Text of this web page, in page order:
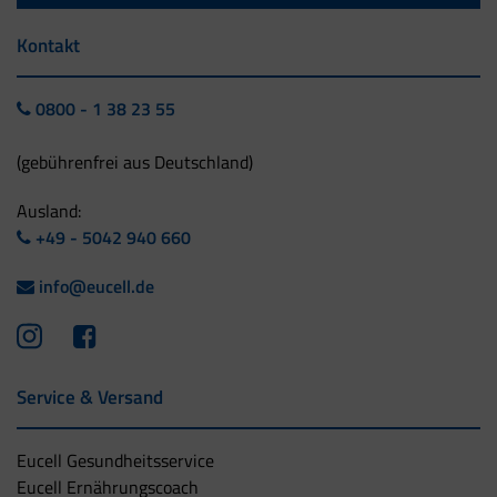
Kontakt
0800 - 1 38 23 55
(gebührenfrei aus Deutschland)
Ausland:
+49 - 5042 940 660
info@eucell.de
Service & Versand
Eucell Gesundheitsservice
Eucell Ernährungscoach